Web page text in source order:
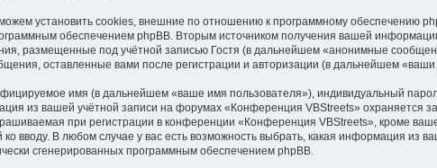
установить cookies, внешние по отношению к программному обеспечению
обеспечением phpBB. Вторым источником получения вашей
размещенные под учётной записью Гостя (в дальнейшем «анонимные
оставленные вами после регистрации и авторизации (в дальнейшем
имя (в дальнейшем «ваше имя пользователя»), индивидуальный
из вашей учётной записи на форумах «Конференция VBStreets» охраняется
при регистрации в конференции «Конференция VBStreets», кроме
вводу. В любом случае у вас есть возможность выбрать, какая информация из
сгенерированных программным обеспечением phpBB.